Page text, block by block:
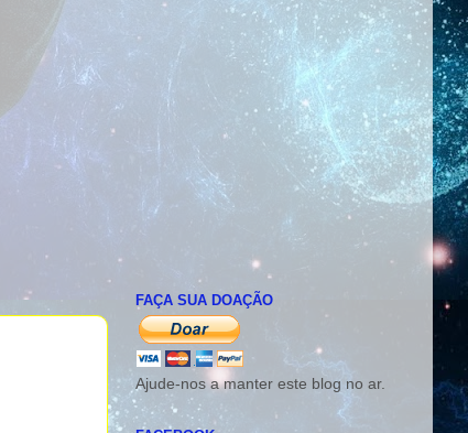
FAÇA SUA DOAÇÃO
Ajude-nos a manter este blog no ar.